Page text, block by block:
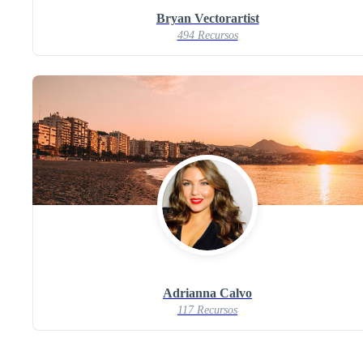
Bryan Vectorartist
494 Recursos
Adrianna Calvo
117 Recursos